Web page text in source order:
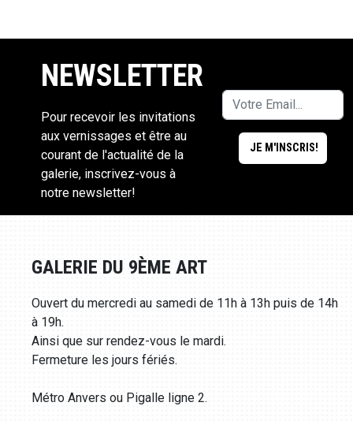
NEWSLETTER
Pour recevoir les invitations
aux vernissages et être au
courant de l'actualité de la
galerie, inscrivez-vous à
notre newsletter!
GALERIE DU 9ÈME ART
Ouvert du mercredi au samedi de 11h à 13h puis de 14h
à 19h.
Ainsi que sur rendez-vous le mardi.
Fermeture les jours fériés.
Métro Anvers ou Pigalle ligne 2.